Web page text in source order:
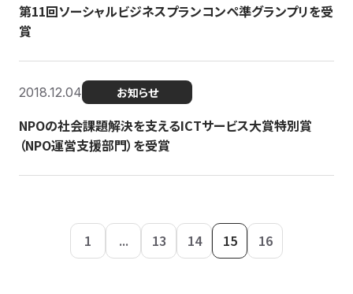
第11回ソーシャルビジネスプランコンペ準グランプリを受
賞
2018.12.04 お知らせ
NPOの社会課題解決を支えるICTサービス大賞特別賞
（NPO運営支援部門）を受賞
1 ... 13 14 15 16